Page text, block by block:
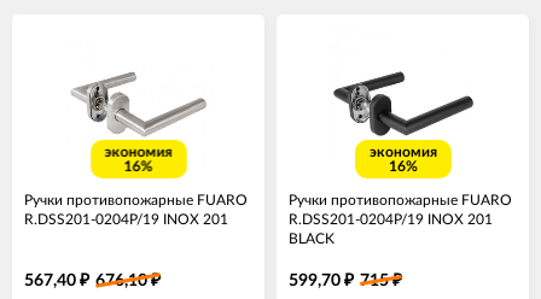
экономия
16%
Ручки противопожарные FUARO
R.DSS201-0204P/19 INOX 201
567,40 ₽ 676,10₽
экономия
16%
Ручки противопожарные FUARO
R.DSS201-0204P/19 INOX 201
BLACK
599,70 ₽ 715₽